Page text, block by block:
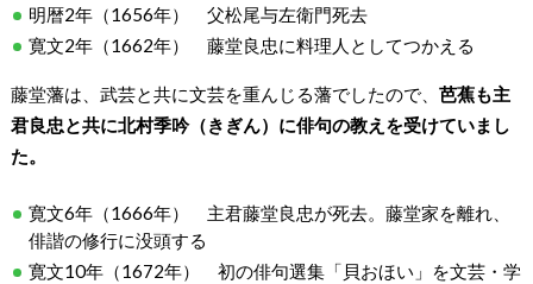
明暦2年（1656年） 父松尾与左衛門死去
寛文2年（1662年） 藤堂良忠に料理人としてつかえる
藤堂藩は、武芸と共に文芸を重んじる藩でしたので、 芭蕉も主
君良忠と共に北村季吟（きぎん）に俳句の教えを受けていまし
た。
寛文6年（1666年） 主君藤堂良忠が死去。藤堂家を離れ、
俳諧の修行に没頭する
寛文10年（1672年） 初の俳句選集「貝おほい」を文芸・学